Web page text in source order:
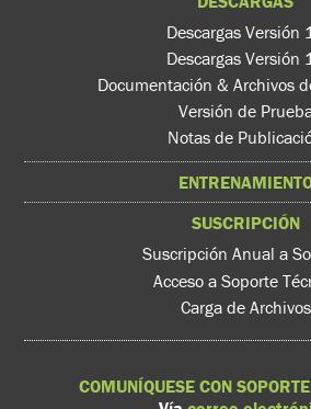
Descargas Versión
Descargas Versión
Documentación & Archivos
Versión de
Notas de
SUSCRIPCIÓN
Suscripción Anual a
Acceso a Soporte
Carga de Archivos
COMUNÍQUESE CON